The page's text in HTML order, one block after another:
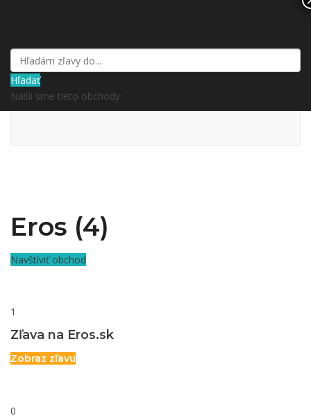
Hľadať
Našli sme tieto obchody:
Eros (4)
Navštíviť obchod
1
Zľava na Eros.sk
Zobraz zľavu
0